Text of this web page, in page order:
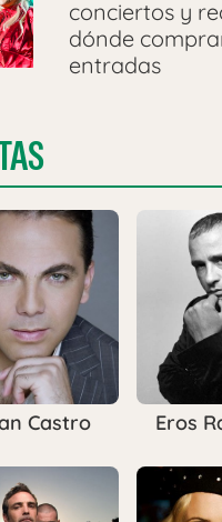
conciertos y
dónde
entradas
Castro Eros